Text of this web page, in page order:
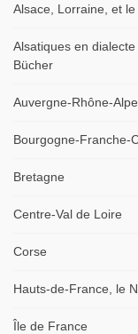
Alsace, Lorraine, et
Alsatiques en
Bücher
Auvergne-Rhône-
Bourgogne-Franche-
Bretagne
Centre-Val de Loire
Corse
Hauts-de-France, le
Île de France